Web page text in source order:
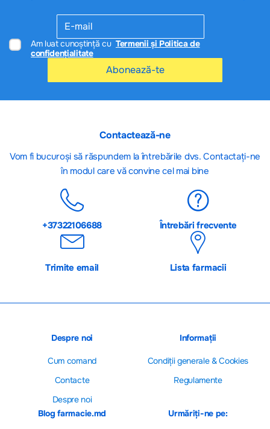
Am luat cunoștință cu Termenii și Politica de
confidențialitate
Abonează-te
Contactează-ne
Vom fi bucuroși să răspundem la întrebările dvs. Contactați-ne
în modul care vă convine cel mai bine
+37322106688 Întrebări frecvente
Trimite email Lista farmacii
Despre noi
Cum comand
Contacte
Despre noi
Informații
Сondiții generale & Cookies
Regulamente
Blog farmacie.md Urmăriți-ne pe: